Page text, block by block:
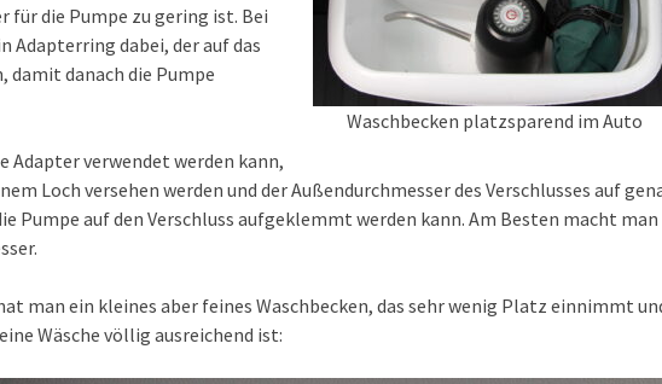
Waschbecken platzsparend im Auto
für die Pumpe zu gering ist. Bei
Adapterring dabei, der auf das
damit danach die Pumpe
Adapter verwendet werden kann,
Loch versehen werden und der Außendurchmesser des Verschlusses auf
Pumpe auf den Verschluss aufgeklemmt werden kann. Am Besten macht man
man ein kleines aber feines Waschbecken, das sehr wenig Platz einnimmt
Wäsche völlig ausreichend ist: